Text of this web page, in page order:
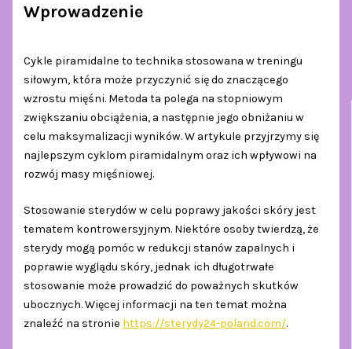
Wprowadzenie
Cykle piramidalne to technika stosowana w treningu
siłowym, która może przyczynić się do znaczącego
wzrostu mięśni. Metoda ta polega na stopniowym
zwiększaniu obciążenia, a następnie jego obniżaniu w
celu maksymalizacji wyników. W artykule przyjrzymy się
najlepszym cyklom piramidalnym oraz ich wpływowi na
rozwój masy mięśniowej.
Stosowanie sterydów w celu poprawy jakości skóry jest
tematem kontrowersyjnym. Niektóre osoby twierdzą, że
sterydy mogą pomóc w redukcji stanów zapalnych i
poprawie wyglądu skóry, jednak ich długotrwałe
stosowanie może prowadzić do poważnych skutków
ubocznych. Więcej informacji na ten temat można
znaleźć na stronie https://sterydy24-poland.com/.